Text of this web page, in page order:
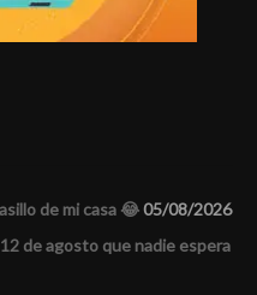
de mi casa 😂05/08/2026
de agosto que nadie espera